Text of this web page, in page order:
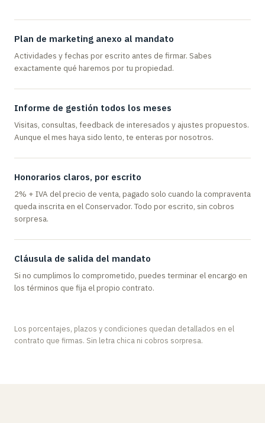
Plan de marketing anexo al mandato
Actividades y fechas por escrito antes de firmar. Sabes
exactamente qué haremos por tu propiedad.
Informe de gestión todos los meses
Visitas, consultas, feedback de interesados y ajustes propuestos.
Aunque el mes haya sido lento, te enteras por nosotros.
Honorarios claros, por escrito
2% + IVA del precio de venta, pagado solo cuando la compraventa
queda inscrita en el Conservador. Todo por escrito, sin cobros
sorpresa.
Cláusula de salida del mandato
Si no cumplimos lo comprometido, puedes terminar el encargo en
los términos que fija el propio contrato.
Los porcentajes, plazos y condiciones quedan detallados en el
contrato que firmas. Sin letra chica ni cobros sorpresa.